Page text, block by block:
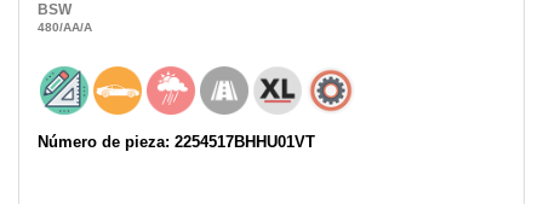
BSW
480/AA/A
Número de pieza: 2254517BHHU01VT